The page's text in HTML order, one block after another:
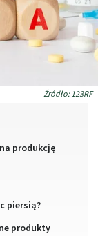
Źródło: 123RF
produkcję
piersią?
produkty